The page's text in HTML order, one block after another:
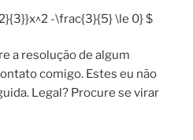
-\frac{3}{5} \le 0} $
a resolução de algum
comigo. Estes eu não
Legal? Procure se virar